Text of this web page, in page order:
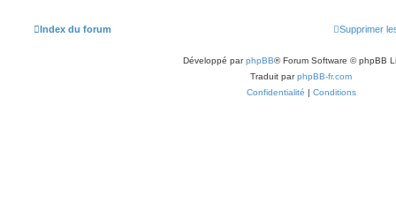
Index du forum Supprimer
Développé parphpBB® Forum Software © phpBB
Traduit parphpBB-fr.com
Confidentialité | Conditions